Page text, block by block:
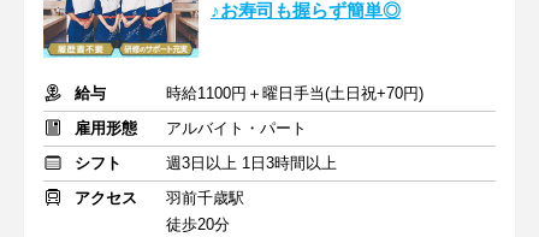
♪お寿司も握らず簡単◎
給与
時給1100円＋曜日手当(土日祝+70円)
雇用形態
アルバイト・パート
シフト
週3日以上 1日3時間以上
アクセス
羽前千歳駅
徒歩20分